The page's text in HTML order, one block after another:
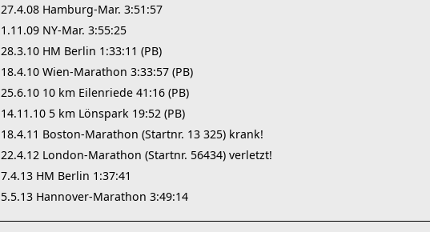
27.4.08 Hamburg-Mar. 3:51:57
1.11.09 NY-Mar. 3:55:25
28.3.10 HM Berlin 1:33:11 (PB)
18.4.10 Wien-Marathon 3:33:57 (PB)
25.6.10 10 km Eilenriede 41:16 (PB)
14.11.10 5 km Lönspark 19:52 (PB)
18.4.11 Boston-Marathon (Startnr. 13 325) krank!
22.4.12 London-Marathon (Startnr. 56434) verletzt!
7.4.13 HM Berlin 1:37:41
5.5.13 Hannover-Marathon 3:49:14